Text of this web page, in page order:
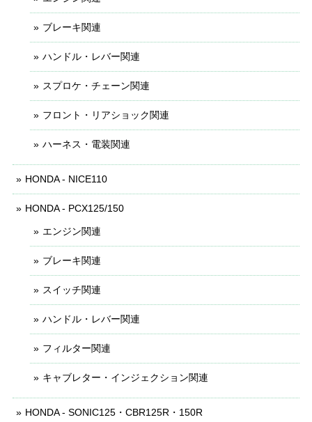
ブレーキ関連
ハンドル・レバー関連
スプロケ・チェーン関連
フロント・リアショック関連
ハーネス・電装関連
HONDA - NICE110
HONDA - PCX125/150
エンジン関連
ブレーキ関連
スイッチ関連
ハンドル・レバー関連
フィルター関連
キャブレター・インジェクション関連
HONDA - SONIC125・CBR125R・150R